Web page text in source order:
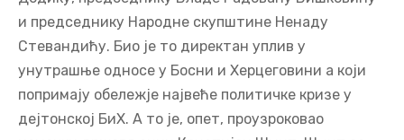
и председнику Народне скупштине Ненаду
Стевандићу. Био је то директан уплив у
унутрашње односе у Босни и Херцеговини а који
попримају обележје највеће политичке кризе у
дејтонској БиХ. А то је, опет, проузроковао